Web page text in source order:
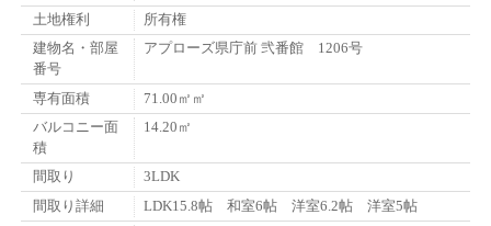
土地権利
所有権
建物名・部屋
番号
アプローズ県庁前 弐番館 1206号
専有面積
71.00㎡㎡
バルコニー面
積
14.20㎡
間取り
3LDK
間取り詳細
LDK15.8帖 和室6帖 洋室6.2帖 洋室5帖